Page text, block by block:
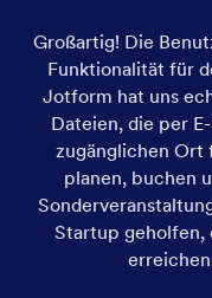
Großartig! Die
Funktionalität für
Jotform hat uns
Dateien, die per
zugänglichen Ort
planen, buchen
Startup geholfen,